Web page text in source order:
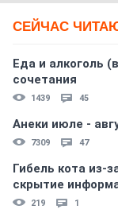
СЕЙЧАС
Еда и алкоголь
сочетания
1439 45
Анеки июле -
7309 47
Гибель кота из-
скрытиe
219 1